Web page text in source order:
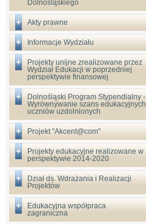
Dolnośląskiego
Akty prawne
Informacje Wydziału
Projekty unijne zrealizowane przez
Wydział Edukacji w poprzedniej
perspektywie finansowej
Dolnośląski Program Stypendialny -
Wyrównywanie szans edukacyjnych
uczniów uzdolnionych
Projekt "Akcent@com"
Projekty edukacyjne realizowane w
perspektywie 2014-2020
Dział ds. Wdrażania i Realizacji
Projektów
Edukacyjna współpraca
zagraniczna